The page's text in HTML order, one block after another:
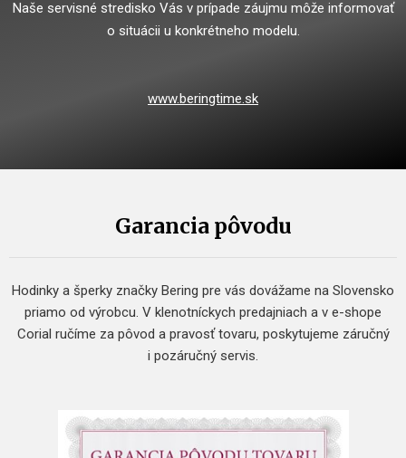
Naše servisné stredisko Vás v prípade záujmu môže informovať
o situácii u konkrétneho modelu.
www.beringtime.sk
Garancia pôvodu
Hodinky a šperky značky Bering pre vás dovážame na Slovensko
priamo od výrobcu. V klenotníckych predajniach a v e-shope
Corial ručíme za pôvod a pravosť tovaru, poskytujeme záručný
i pozáručný servis.